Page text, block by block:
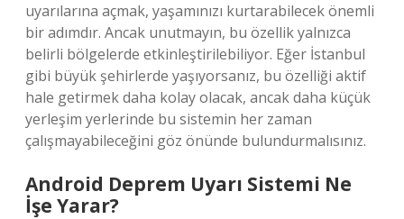
uyarılarına açmak, yaşamınızı kurtarabilecek önemli
bir adımdır. Ancak unutmayın, bu özellik yalnızca
belirli bölgelerde etkinleştirilebiliyor. Eğer İstanbul
gibi büyük şehirlerde yaşıyorsanız, bu özelliği aktif
hale getirmek daha kolay olacak, ancak daha küçük
yerleşim yerlerinde bu sistemin her zaman
çalışmayabileceğini göz önünde bulundurmalısınız.
Android Deprem Uyarı Sistemi Ne
İşe Yarar?